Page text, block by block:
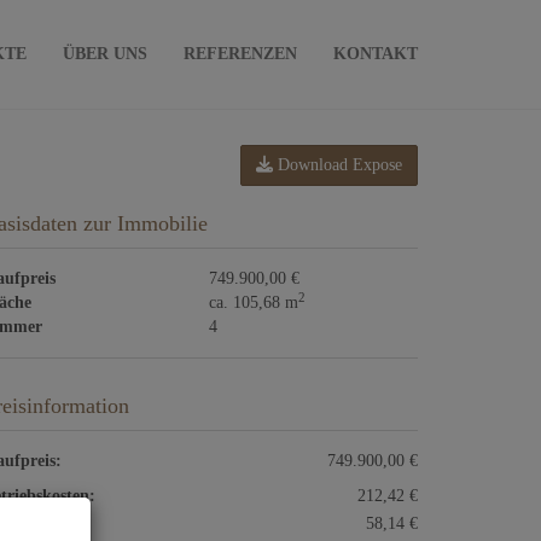
ÜBER UNS REFERENZEN KONTAKT
Download Expose
zur Immobilie
749.900,00 €
ca. 105,68 m2
4
749.900,00 €
212,42 €
58,14 €